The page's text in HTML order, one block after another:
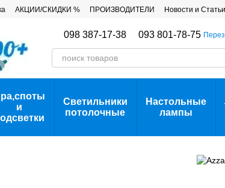
АКЦИИ/СКИДКИ % ПРОИЗВОДИТЕЛИ Новости и Статьи
098 387-17-38 093 801-78-75
и
Светильники
потолочные
Настольные
лампы